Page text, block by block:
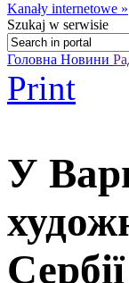
Kanały internetowe »
Szukaj w serwisie
Головна Новини
Print
У
Сербії